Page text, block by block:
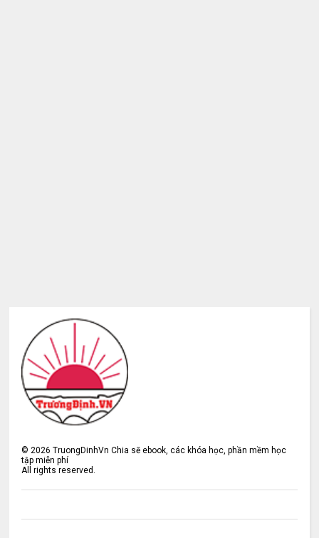
©2026 TruongDinhVn Chia sẽ ebook, các khóa học, phần mềm học
tập miễn phí
All rights reserved.